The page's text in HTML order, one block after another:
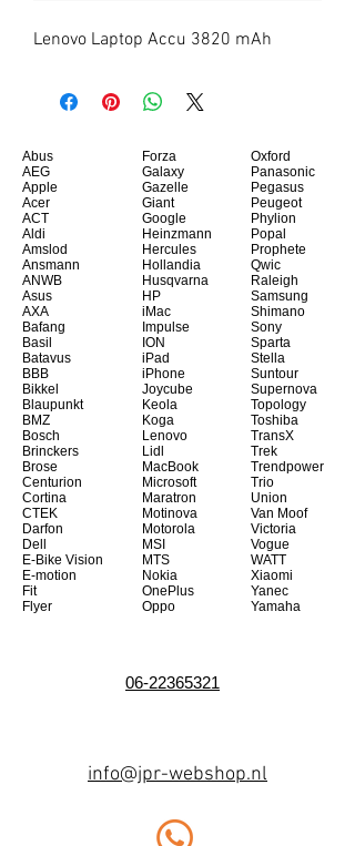
Lenovo Laptop Accu 3820 mAh
Abus
AEG
Apple
Acer
ACT
Aldi
Amslod
Ansmann
ANWB
Asus
AXA
Bafang
Basil
Batavus
BBB
Bikkel
Blaupunkt
BMZ
Bosch
Brinckers
Brose
Centurion
Cortina
CTEK
Darfon
Dell
E-Bike Vision
E-motion
Fit
Flyer
Forza
Galaxy
Gazelle
Giant
Google
Heinzmann
Hercules
Hollandia
Husqvarna
HP
iMac
Impulse
ION
iPad
iPhone
Joycube
Keola
Koga
Lenovo
Lidl
MacBook
Microsoft
Maratron
Motinova
Motorola
MSI
MTS
Nokia
OnePlus
Oppo
Oxford
Panasonic
Pegasus
Peugeot
Phylion
Popal
Prophete
Qwic
Raleigh
Samsung
Shimano
Sony
Sparta
Stella
Suntour
Supernova
Topology
Toshiba
TransX
Trek
Trendpower
Trio
Union
Van Moof
Victoria
Vogue
WATT
Xiaomi
Yanec
Yamaha
06-22365321
info@jpr-webshop.nl